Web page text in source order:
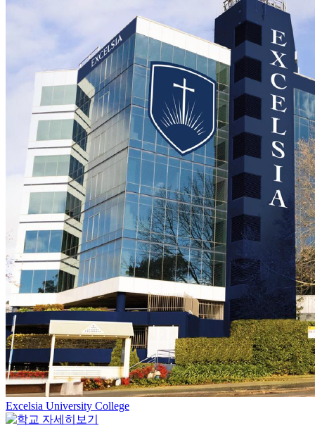
Excelsia University College